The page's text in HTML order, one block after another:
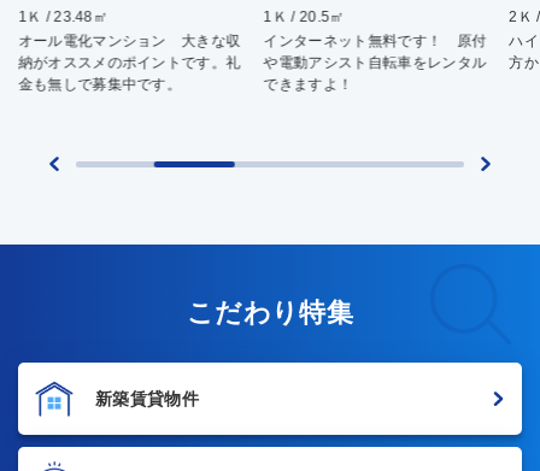
1Ｋ / 23.48㎡
オール電化マンション 大きな収
納がオススメのポイントです。礼
金も無しで募集中です。
1Ｋ / 20.5㎡
インターネット無料です！ 原付
や電動アシスト自転車をレンタル
できますよ！
2Ｋ
ハ
方
こだわり特集
新築賃貸物件